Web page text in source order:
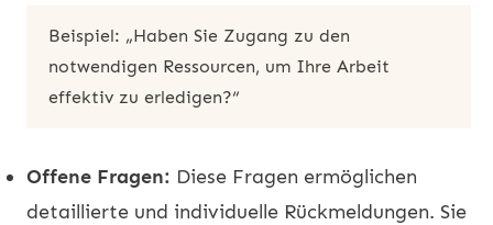
Beispiel: „Haben Sie Zugang zu den
notwendigen Ressourcen, um Ihre Arbeit
effektiv zu erledigen?“
Offene Fragen: Diese Fragen ermöglichen
detaillierte und individuelle Rückmeldungen. Sie